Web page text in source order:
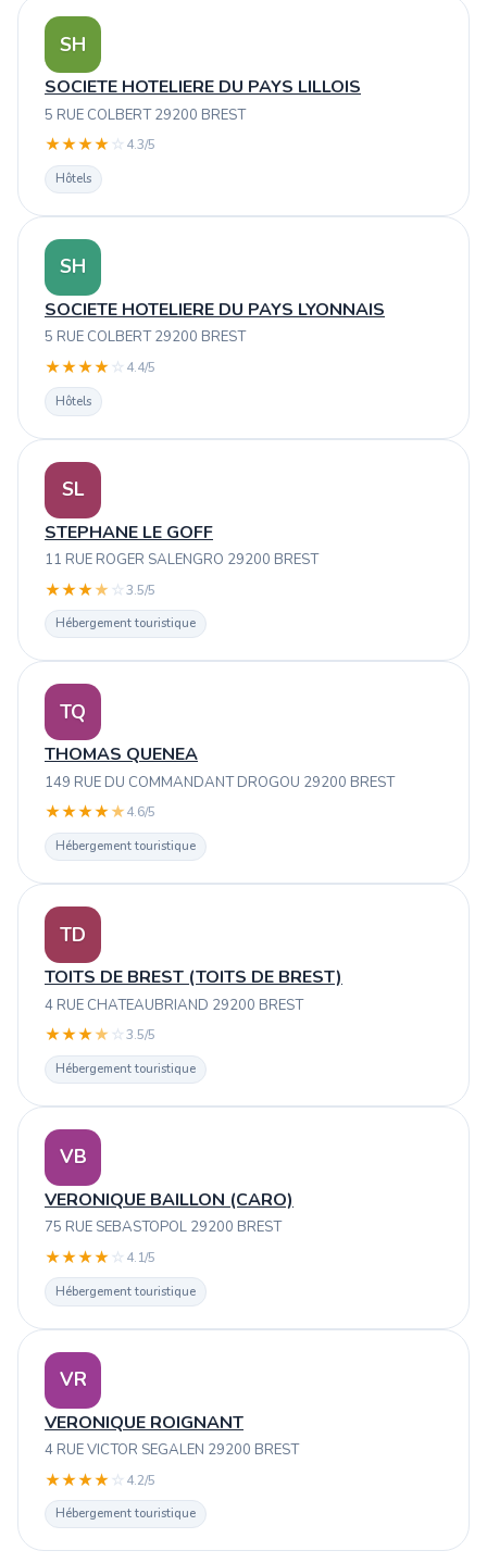
SH
SOCIETE HOTELIERE DU PAYS LILLOIS
5 RUE COLBERT 29200 BREST
★★★★ ☆ 4.3/5
Hôtels
SH
SOCIETE HOTELIERE DU PAYS LYONNAIS
5 RUE COLBERT 29200 BREST
★★★★ ☆ 4.4/5
Hôtels
SL
STEPHANE LE GOFF
11 RUE ROGER SALENGRO 29200 BREST
★★★★ ☆3.5/5
Hébergement touristique
TQ
THOMAS QUENEA
149 RUE DU COMMANDANT DROGOU 29200 BREST
★★★★★4.6/5
Hébergement touristique
TD
TOITS DE BREST (TOITS DE BREST)
4 RUE CHATEAUBRIAND 29200 BREST
★★★★ ☆3.5/5
Hébergement touristique
VB
VERONIQUE BAILLON (CARO)
75 RUE SEBASTOPOL 29200 BREST
★★★★ ☆ 4.1/5
Hébergement touristique
VR
VERONIQUE ROIGNANT
4 RUE VICTOR SEGALEN 29200 BREST
★★★★ ☆ 4.2/5
Hébergement touristique